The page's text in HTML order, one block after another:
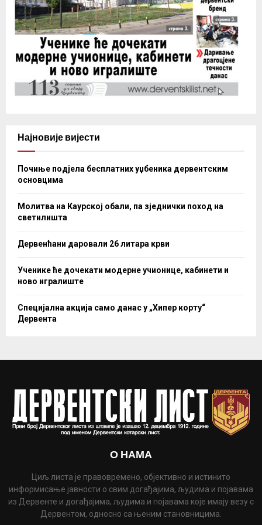
Најновије вијести
Почиње подјела бесплатних уџбеника дервентским
основцима
Молитва на Каурској обали, па зједнички поход на
светилишта
Дервенћани даровали 26 литара крви
Ученике ће дочекати модерне учионице, кабинети и
ново игралиште
Специјална акција само данас у „Хипер корту“
Дервента
О НАМА
Циљ листа је правовремено, објективно и истинито
информисање јавности о свим догађајима, људима и појавама
из Дервенте и догађајима, људима и појавама које имају везу с
Дервентом, односно са њеним становницима.